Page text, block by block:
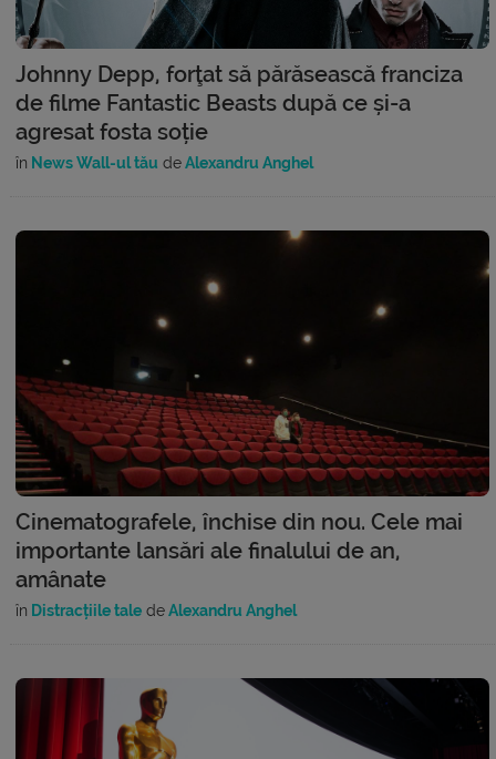
Johnny Depp, forţat să părăsească franciza
de filme Fantastic Beasts după ce și-a
agresat fosta soție
în News Wall-ul tău deAlexandru Anghel
Cinematografele, închise din nou. Cele mai
importante lansări ale finalului de an,
amânate
în Distracțiile tale deAlexandru Anghel